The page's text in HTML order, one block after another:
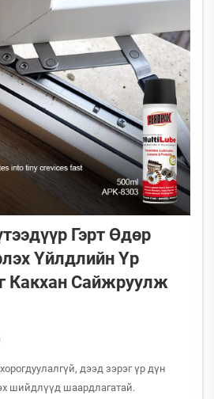
Гэрт Өдөр
Үйлдлийн Үр
Какхан Сайжруулж
дээд зэрэг үр дүн
шийдлүүд шаардлагатай.